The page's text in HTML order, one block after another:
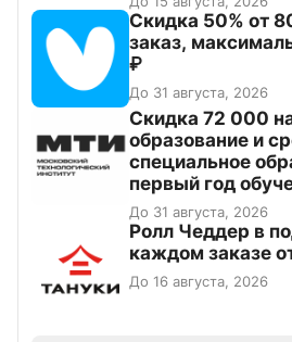
Скидка 50% от
заказ,
₽
До 31 августа, 2026
Скидка 72 000
образование и
специальное
первый год
До 31 августа, 2026
Ролл Чеддер в
каждом заказе
До 16 августа, 2026